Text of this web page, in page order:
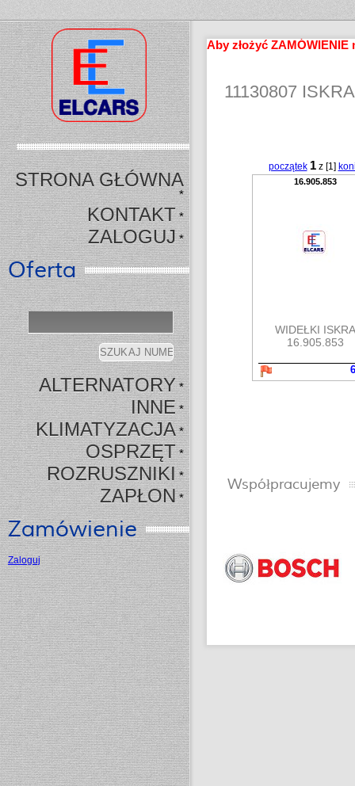
STRONA GŁÓWNA
*
KONTAKT*
ZALOGUJ*
Oferta
ALTERNATORY*
INNE*
KLIMATYZACJA*
OSPRZĘT*
ROZRUSZNIKI*
ZAPŁON*
Zamówienie
Zaloguj
Aby złożyć ZAMÓWIENIE
11130807
początek 1z [1]
16.905.853
WIDEŁKI ISKRA
16.905.853
Współpracujemy